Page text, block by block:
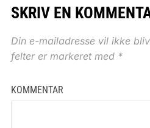
SKRIV EN
Din e-mailadresse vil ikke
felter er markeret med *
KOMMENTAR